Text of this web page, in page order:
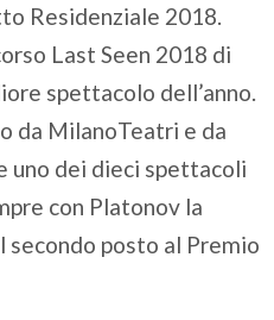
Residenziale 2018.
Last Seen 2018 di
spettacolo dell’anno.
da MilanoTeatri e da
uno dei dieci spettacoli
con Platonov la
secondo posto al Premio